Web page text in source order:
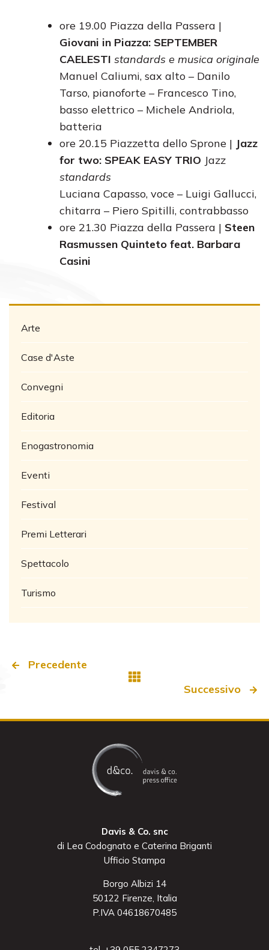
ore 19.00 Piazza della Passera |
Giovani in Piazza: SEPTEMBER
CAELESTI standards e musica originale
Manuel Caliumi, sax alto – Danilo
Tarso, pianoforte – Francesco Tino,
basso elettrico – Michele Andriola,
batteria
ore 20.15 Piazzetta dello Sprone | Jazz
for two: SPEAK EASY TRIO Jazz
standards
Luciana Capasso, voce – Luigi Gallucci,
chitarra – Piero Spitilli, contrabbasso
ore 21.30 Piazza della Passera | Steen
Rasmussen Quinteto feat. Barbara
Casini
Arte
Case d'Aste
Convegni
Editoria
Enogastronomia
Eventi
Festival
Premi Letterari
Spettacolo
Turismo
Precedente
Successivo
Davis & Co. snc
di Lea Codognato e Caterina Briganti
Ufficio Stampa
Borgo Albizi 14
50122 Firenze, Italia
P.IVA 04618670485